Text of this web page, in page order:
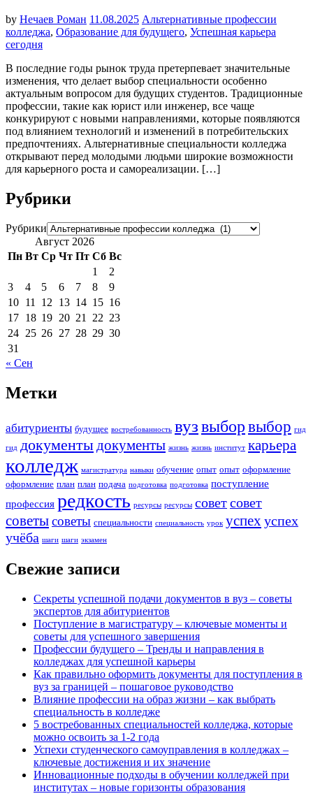
by Нечаев Роман 11.08.2025 Альтернативные профессии
колледжа, Образование для будущего, Успешная карьера
сегодня
В последние годы рынок труда претерпевает значительные
изменения, что делает выбор специальности особенно
актуальным вопросом для будущих студентов. Традиционные
профессии, такие как юрист или инженер, все чаще
конкурируют с новыми направлениями, которые появляются
под влиянием технологий и изменений в потребительских
предпочтениях. Альтернативные специальности колледжа
открывают перед молодыми людьми широкие возможности
для карьерного роста и самореализации. […]
Рубрики
Рубрики
Август 2026
Пн Вт Ср Чт Пт Сб Вс
1
2
3
4 5 6 7 8
9
10 11 12 13 14 15 16
17 18 19 20 21 22 23
24 25 26 27 28 29 30
31
« Сен
Метки
абитуриенты будущее востребованность вузвыбор выбор гид
гид документы документы жизнь жизнь институт карьера
колледж магистратура навыки обучение опыт опыт оформление
оформление план план подача подготовка подготовка поступление
профессия редкость ресурсы ресурсы советсовет
советысоветы специальности специальность урок успех успех
учёба шаги шаги экзамен
Свежие записи
Секреты успешной подачи документов в вуз – советы
экспертов для абитуриентов
Поступление в магистратуру – ключевые моменты и
советы для успешного завершения
Профессии будущего – Тренды и направления в
колледжах для успешной карьеры
Как правильно оформить документы для поступления в
вуз за границей – пошаговое руководство
Влияние профессии на образ жизни – как выбрать
специальность в колледже
5 востребованных специальностей колледжа, которые
можно освоить за 1-2 года
Успехи студенческого самоуправления в колледжах –
ключевые достижения и их значение
Инновационные подходы в обучении колледжей при
институтах – новые горизонты образования